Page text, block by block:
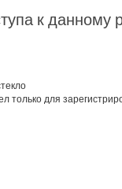
к данному
только для